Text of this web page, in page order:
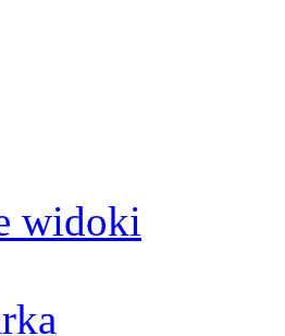
widoki